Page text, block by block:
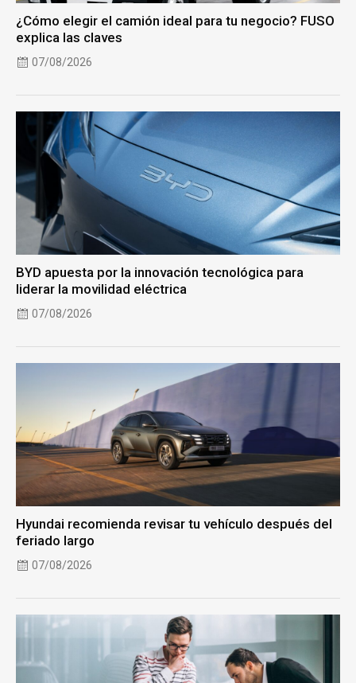
¿Cómo elegir el camión ideal para tu negocio? FUSO
explica las claves
07/08/2026
BYD apuesta por la innovación tecnológica para
liderar la movilidad eléctrica
07/08/2026
Hyundai recomienda revisar tu vehículo después del
feriado largo
07/08/2026